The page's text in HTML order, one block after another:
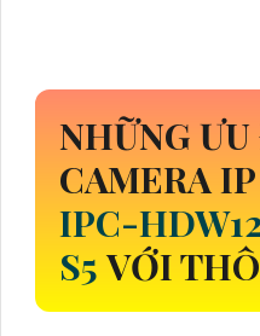
NHỮNG
CAMERA
IPC-
S5VỚI